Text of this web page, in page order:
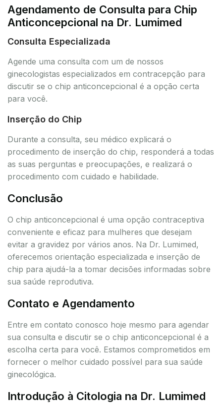
Agendamento de Consulta para Chip
Anticoncepcional na Dr. Lumimed
Consulta Especializada
Agende uma consulta com um de nossos
ginecologistas especializados em contracepção para
discutir se o chip anticoncepcional é a opção certa
para você.
Inserção do Chip
Durante a consulta, seu médico explicará o
procedimento de inserção do chip, responderá a todas
as suas perguntas e preocupações, e realizará o
procedimento com cuidado e habilidade.
Conclusão
O chip anticoncepcional é uma opção contraceptiva
conveniente e eficaz para mulheres que desejam
evitar a gravidez por vários anos. Na Dr. Lumimed,
oferecemos orientação especializada e inserção de
chip para ajudá-la a tomar decisões informadas sobre
sua saúde reprodutiva.
Contato e Agendamento
Entre em contato conosco hoje mesmo para agendar
sua consulta e discutir se o chip anticoncepcional é a
escolha certa para você. Estamos comprometidos em
fornecer o melhor cuidado possível para sua saúde
ginecológica.
Introdução à Citologia na Dr. Lumimed